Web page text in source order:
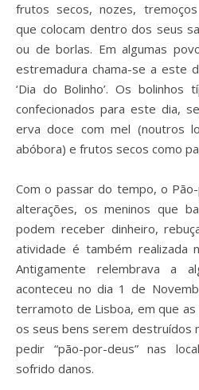
frutos secos, nozes, tremoços
que colocam dentro dos seus
ou de borlas. Em algumas
estremadura chama-se a este
‘Dia do Bolinho’. Os bolinhos
confecionados para este dia,
erva doce com mel (noutros
abóbora) e frutos secos como
Com o passar do tempo, o
alterações, os meninos que
podem receber dinheiro,
atividade é também realizada
Antigamente relembrava a
aconteceu no dia 1 de
terramoto de Lisboa, em que
os seus bens serem destruídos
pedir “pão-por-deus” nas
sofrido danos.